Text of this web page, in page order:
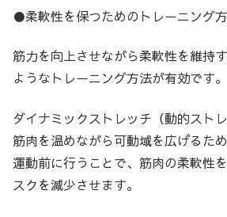
●柔軟性を保つためのトレーニング
筋力を向上させながら柔軟性を維持
ようなトレーニング方法が有効です。
ダイナミックストレッチ（動的ストレ
筋肉を温めながら可動域を広げるた
運動前に行うことで、筋肉の柔軟性
スクを減少させます。